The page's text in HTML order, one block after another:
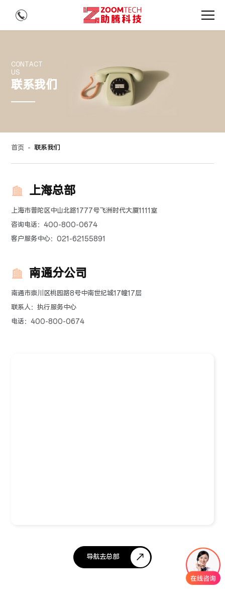
CONTACT
US
联系我们
首页 - 联系我们
上海总部
上海市普陀区中山北路1777号飞洲时代大厦1111室
咨询电话：400-800-0674
客户服务中心：021-62155891
南通分公司
南通市崇川区桃园路8号中南世纪城17幢17层
联系人：执行服务中心
电话：400-800-0674
导航去总部